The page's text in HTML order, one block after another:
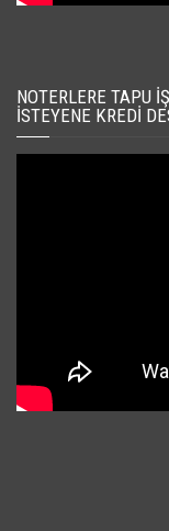
NOTERLERE TAPU
İSTEYENE KREDI